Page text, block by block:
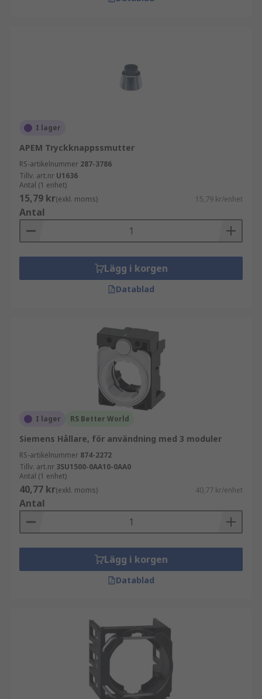
I lager
APEM Tryckknappssmutter
RS-artikelnummer 287-3786
Tillv. art.nr U1636
Antal (1 enhet)
15,79 kr(exkl. moms) 15,79 kr/enhet
Antal
Lägg i korgen
Datablad
I lager RS Better World
Siemens Hållare, för användning med 3 moduler
RS-artikelnummer 874-2272
Tillv. art.nr 3SU1500-0AA10-0AA0
Antal (1 enhet)
40,77 kr(exkl. moms) 40,77 kr/enhet
Antal
Lägg i korgen
Datablad